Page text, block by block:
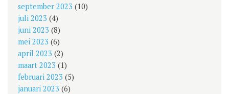
september 2023 (10)
juli 2023 (4)
juni 2023 (8)
mei 2023 (6)
april 2023 (2)
maart 2023 (1)
februari 2023 (5)
januari 2023 (6)